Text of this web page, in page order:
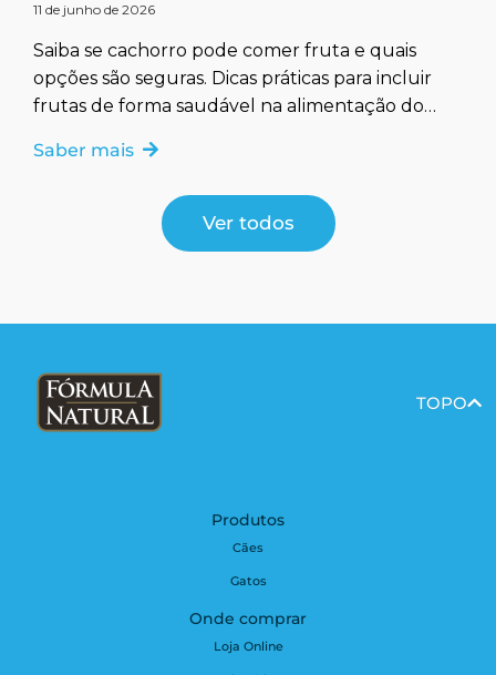
11 de junho de 2026
Saiba se cachorro pode comer fruta e quais
opções são seguras. Dicas práticas para incluir
frutas de forma saudável na alimentação do
Saber mais
Ver todos
TOPO
Produtos
Cães
Gatos
Onde comprar
Loja Online